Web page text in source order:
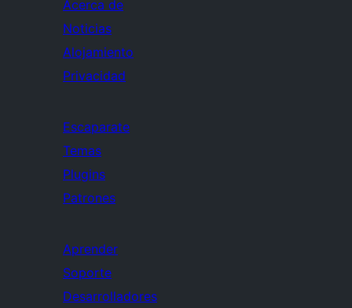
Acerca de
Noticias
Alojamiento
Privacidad
Escaparate
Temas
Plugins
Patrones
Aprender
Soporte
Desarrolladores